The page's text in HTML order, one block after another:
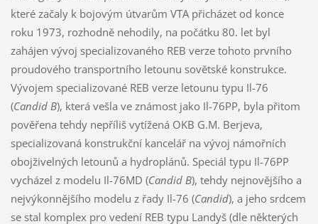
které začaly k bojovým útvarům VTA přicházet od konce
roku 1973, rozhodně nehodily, na počátku 80. let byl
zahájen vývoj specializovaného REB verze tohoto prvního
proudového transportního letounu sovětské konstrukce.
Vývojem specializované REB verze letounu typu Il-76
(Candid B), která vešla ve známost jako Il-76PP, byla přitom
pověřena tehdy nepříliš vytížená OKB G.M. Berjeva,
specializovaná konstrukční kancelář na vývoj námořních
obojživelných letounů a hydroplánů. Speciál typu Il-76PP
vycházel z modelu Il-76MD (Candid B), tehdy nejnovějšího a
nejvýkonnějšího modelu z řady Il-76 (Candid), a jeho srdcem
se stal komplex pro vedení REB typu Landyš (dle některých